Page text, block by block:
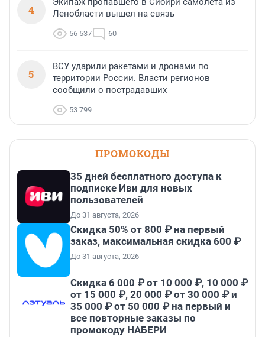
4
Ленобласти вышел на связь
56 537 60
5
ВСУ ударили ракетами и дронами по
территории России. Власти регионов
сообщили о пострадавших
53 799
ПРОМОКОДЫ
35 дней бесплатного доступа к
подписке Иви для новых
пользователей
До 31 августа, 2026
Скидка 50% от 800 ₽ на первый
заказ, максимальная скидка 600 ₽
До 31 августа, 2026
Скидка 6 000 ₽ от 10 000 ₽, 10 000 ₽
от 15 000 ₽, 20 000 ₽ от 30 000 ₽ и
35 000 ₽ от 50 000 ₽ на первый и
все повторные заказы по
промокоду НАБЕРИ